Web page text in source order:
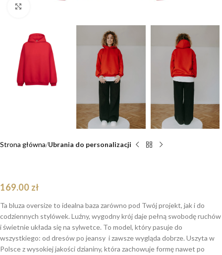
Strona główna Ubrania do personalizacji
169.00 zł
Ta bluza oversize to idealna baza zarówno pod Twój projekt, jak i do
codziennych stylówek. Luźny, wygodny krój daje pełną swobodę ruchów
i świetnie układa się na sylwetce. To model, który pasuje do
wszystkiego: od dresów po jeansy i zawsze wygląda dobrze. Uszyta w
Polsce z wysokiej jakości dzianiny, która zachowuje formę nawet po